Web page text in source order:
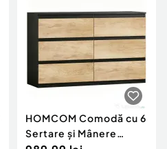
HOMCOM Comodă cu 6
Sertare și Mânere